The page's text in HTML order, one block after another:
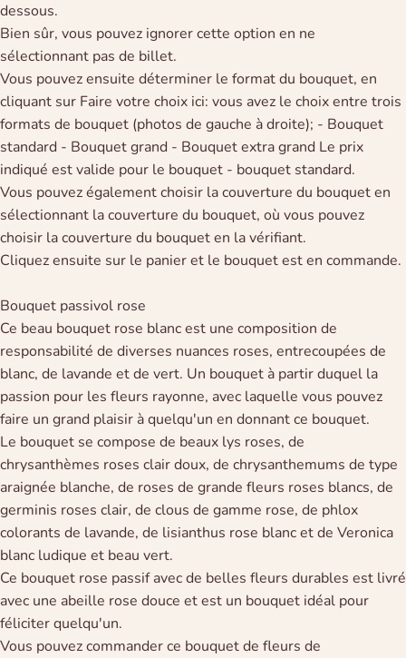
dessous.
Bien sûr, vous pouvez ignorer cette option en ne
sélectionnant pas de billet.
Vous pouvez ensuite déterminer le format du bouquet, en
cliquant sur Faire votre choix ici: vous avez le choix entre trois
formats de bouquet (photos de gauche à droite); - Bouquet
standard - Bouquet grand - Bouquet extra grand Le prix
indiqué est valide pour le bouquet - bouquet standard.
Vous pouvez également choisir la couverture du bouquet en
sélectionnant la couverture du bouquet, où vous pouvez
choisir la couverture du bouquet en la vérifiant.
Cliquez ensuite sur le panier et le bouquet est en commande.
Bouquet passivol rose
Ce beau bouquet rose blanc est une composition de
responsabilité de diverses nuances roses, entrecoupées de
blanc, de lavande et de vert. Un bouquet à partir duquel la
passion pour les fleurs rayonne, avec laquelle vous pouvez
faire un grand plaisir à quelqu'un en donnant ce bouquet.
Le bouquet se compose de beaux lys roses, de
chrysanthèmes roses clair doux, de chrysanthemums de type
araignée blanche, de roses de grande fleurs roses blancs, de
germinis roses clair, de clous de gamme rose, de phlox
colorants de lavande, de lisianthus rose blanc et de Veronica
blanc ludique et beau vert.
Ce bouquet rose passif avec de belles fleurs durables est livré
avec une abeille rose douce et est un bouquet idéal pour
féliciter quelqu'un.
Vous pouvez commander ce bouquet de fleurs de